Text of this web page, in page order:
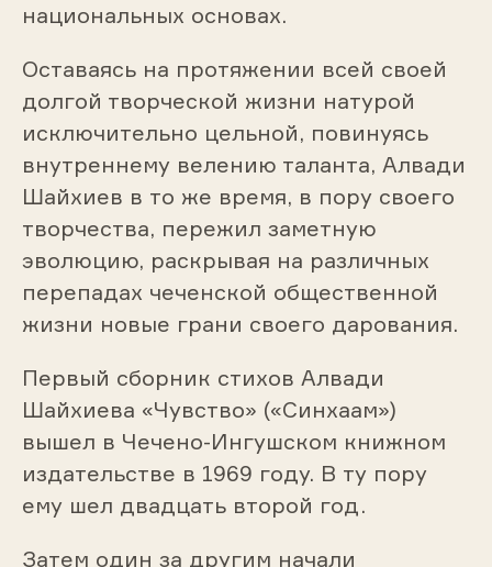
национальных основах.
Оставаясь на протяжении всей своей
долгой творческой жизни натурой
исключительно цельной, повинуясь
внутреннему велению таланта, Алвади
Шайхиев в то же время, в пору своего
творчества, пережил заметную
эволюцию, раскрывая на различных
перепадах чеченской общественной
жизни новые грани своего дарования.
Первый сборник стихов Алвади
Шайхиева «Чувство» («Синхаам»)
вышел в Чечено-Ингушском книжном
издательстве в 1969 году. В ту пору
ему шел двадцать второй год.
Затем один за другим начали